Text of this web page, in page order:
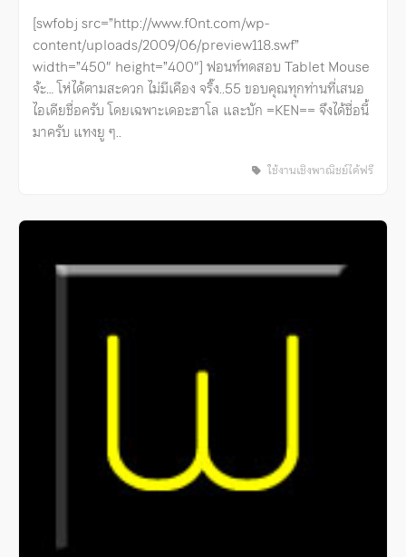
[swfobj src=”http://www.f0nt.com/wp-
content/uploads/2009/06/preview118.swf”
width=”450″ height=”400″] ฟอนท์ทดสอบ Tablet Mouse
จ้ะ… โห่ได้ตามสะดวก ไม่มีเคือง จริ๊ง..55 ขอบคุณทุกท่านที่เสนอ
ไอเดียชื่อครับ โดยเฉพาะเดอะฮาโล และบัก =KEN== จึงได้ชื่อนี้
มาครับ แทงยู ๆ..
ใช้งานเชิงพาณิชย์ได้ฟรี